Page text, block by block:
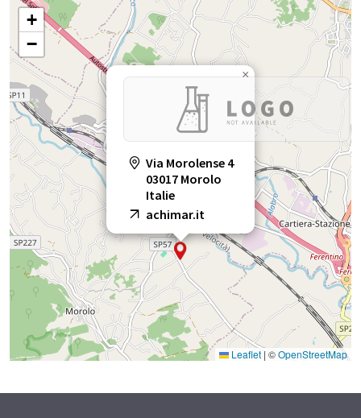
Via Morolense 4
03017 Morolo
Italie
achimar.it
×
+
−
Leaflet | ©OpenStreetMap